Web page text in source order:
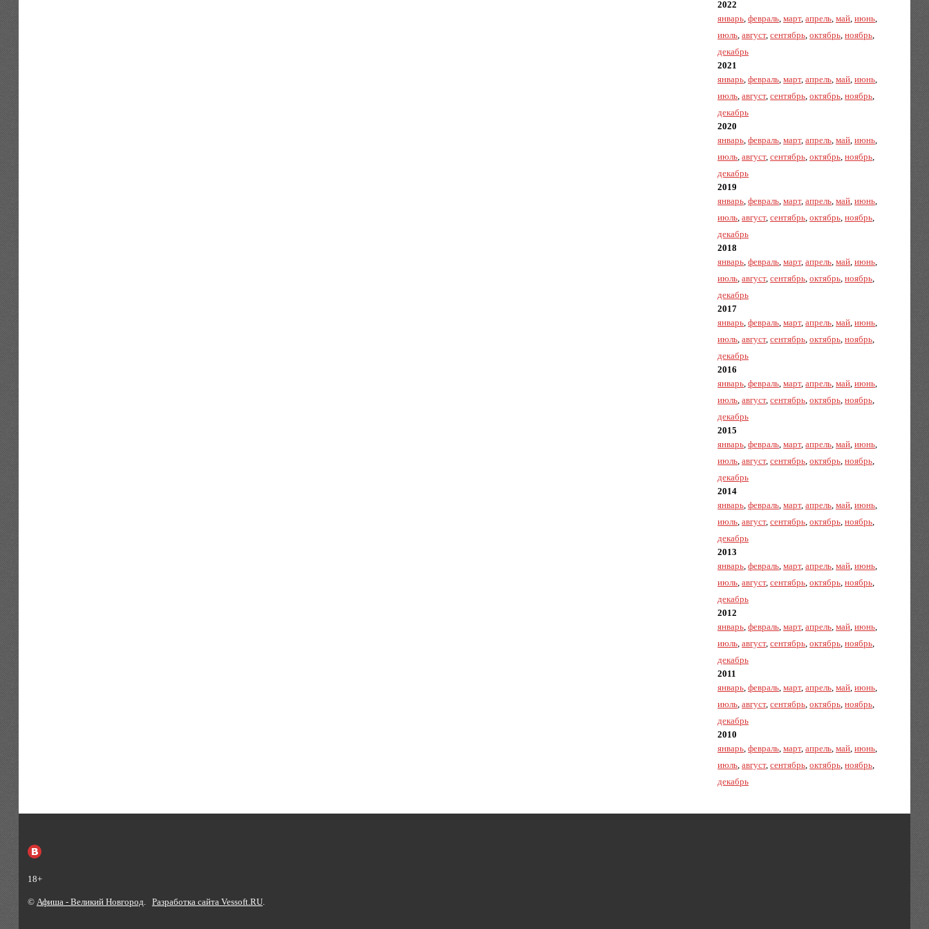
2022
январь,февраль,март,апрель,май,июнь,
июль,август,сентябрь,октябрь,ноябрь,
декабрь
2021
январь,февраль,март,апрель,май,июнь,
июль,август,сентябрь,октябрь,ноябрь,
декабрь
2020
январь,февраль,март,апрель,май,июнь,
июль,август,сентябрь,октябрь,ноябрь,
декабрь
2019
январь,февраль,март,апрель,май,июнь,
июль,август,сентябрь,октябрь,ноябрь,
декабрь
2018
январь,февраль,март,апрель,май,июнь,
июль,август,сентябрь,октябрь,ноябрь,
декабрь
2017
январь,февраль,март,апрель,май,июнь,
июль,август,сентябрь,октябрь,ноябрь,
декабрь
2016
январь,февраль,март,апрель,май,июнь,
июль,август,сентябрь,октябрь,ноябрь,
декабрь
2015
январь,февраль,март,апрель,май,июнь,
июль,август,сентябрь,октябрь,ноябрь,
декабрь
2014
январь,февраль,март,апрель,май,июнь,
июль,август,сентябрь,октябрь,ноябрь,
декабрь
2013
январь,февраль,март,апрель,май,июнь,
июль,август,сентябрь,октябрь,ноябрь,
декабрь
2012
январь,февраль,март,апрель,май,июнь,
июль,август,сентябрь,октябрь,ноябрь,
декабрь
2011
январь,февраль,март,апрель,май,июнь,
июль,август,сентябрь,октябрь,ноябрь,
декабрь
2010
январь,февраль,март,апрель,май,июнь,
июль,август,сентябрь,октябрь,ноябрь,
декабрь
18+
© Афиша - Великий Новгород Разработка сайта Vessoft.RU.